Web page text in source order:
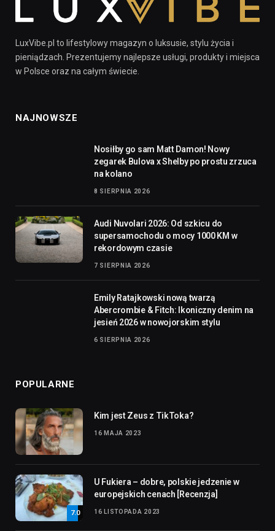
LuxVibe.pl to lifestylowy magazyn o luksusie, stylu życia i
pieniądzach. Prezentujemy najlepsze usługi, produkty i miejsca
w Polsce oraz na całym świecie.
NAJNOWSZE
Nosiłby go sam Matt Damon! Nowy
zegarek Bulova x Shelby po prostu zrzuca
na kolano
8 SIERPNIA 2026
Audi Nuvolari 2026: Od szkicu do
supersamochodu o mocy 1000 KM w
rekordowym czasie
7 SIERPNIA 2026
Emily Ratajkowski nową twarzą
Abercrombie & Fitch: Ikoniczny denim na
jesień 2026 w nowojorskim stylu
6 SIERPNIA 2026
POPULARNE
Kim jest Zeus z TikToka?
16 MAJA 2023
7.0
U Fukiera – dobre, polskie jedzenie w
europejskich cenach [Recenzja]
16 LISTOPADA 2023